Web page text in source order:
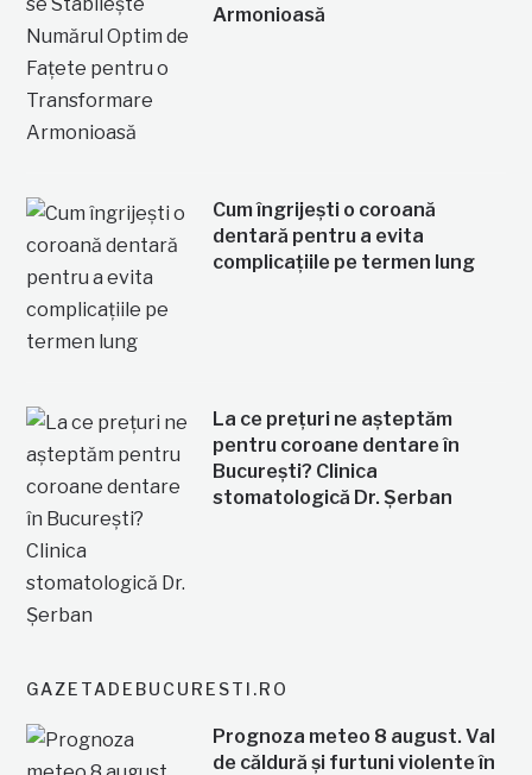
Armonioasă
Cum îngrijești o coroană
dentară pentru a evita
complicațiile pe termen lung
La ce prețuri ne așteptăm
pentru coroane dentare în
București? Clinica
stomatologică Dr. Șerban
GAZETADEBUCURESTI.RO
Prognoza meteo 8 august. Val
de căldură și furtuni violente în